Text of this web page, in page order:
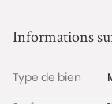
et équipée
placards, dont
Informations
Type de bien